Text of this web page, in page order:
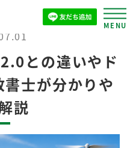
との違いやド
士が分かりや
説